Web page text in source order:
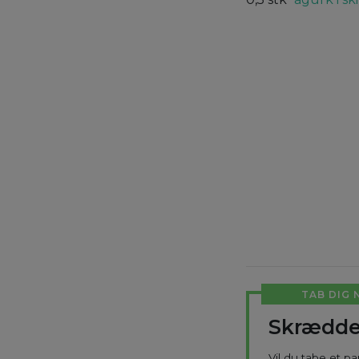
TAB DIG